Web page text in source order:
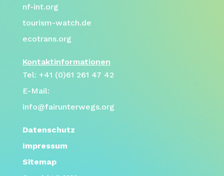
nf-int.org
tourism-watch.de
ecotrans.org
Kontaktinformationen
Tel: +41 (0)61 261 47 42
E-Mail:
info@fairunterwegs.org
Datenschutz
Impressum
Sitemap